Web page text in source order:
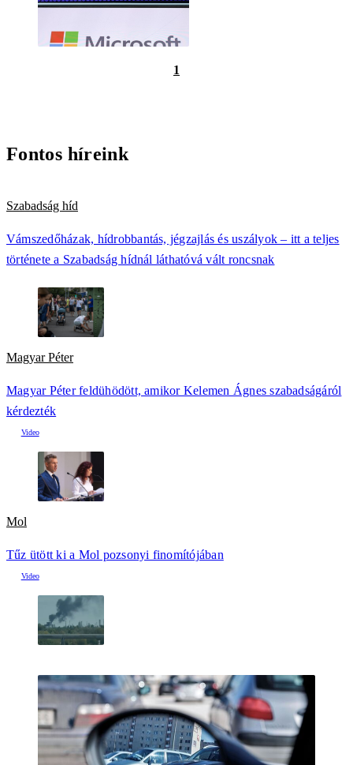
1
Fontos híreink
Szabadság híd
Vámszedőházak, hídrobbantás, jégzajlás és uszályok – itt a teljes
története a Szabadság hídnál láthatóvá vált roncsnak
Magyar Péter
Magyar Péter feldühödött, amikor Kelemen Ágnes szabadságáról
kérdezték
Mol
Tűz ütött ki a Mol pozsonyi finomítójában